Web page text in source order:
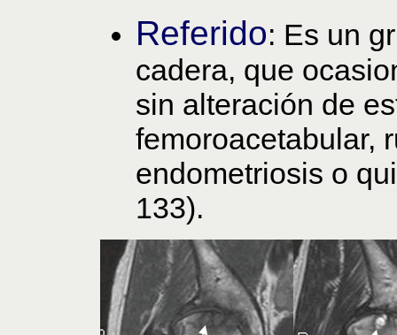
Referido: Es un
cadera, que
sin alteración de
femoroacetabular,
endometriosis o
133).